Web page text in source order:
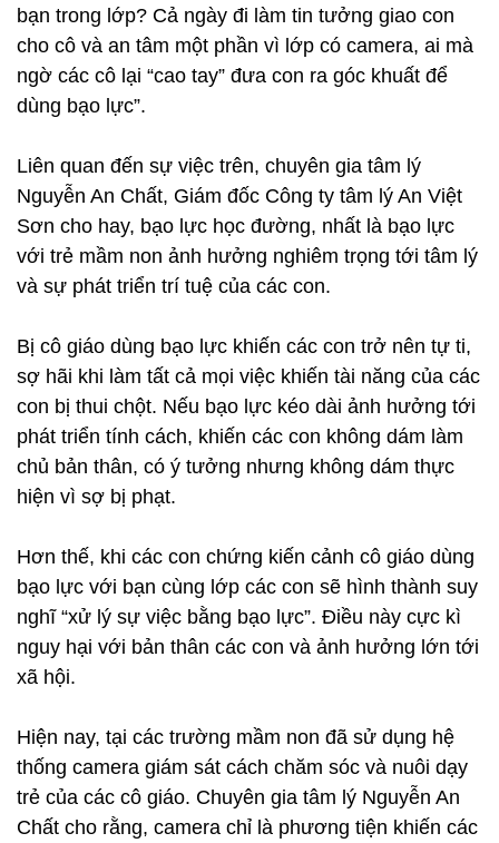
bạn trong lớp? Cả ngày đi làm tin tưởng giao con
cho cô và an tâm một phần vì lớp có camera, ai mà
ngờ các cô lại “cao tay” đưa con ra góc khuất để
dùng bạo lực”.
Liên quan đến sự việc trên, chuyên gia tâm lý
Nguyễn An Chất, Giám đốc Công ty tâm lý An Việt
Sơn cho hay, bạo lực học đường, nhất là bạo lực
với trẻ mầm non ảnh hưởng nghiêm trọng tới tâm lý
và sự phát triển trí tuệ của các con.
Bị cô giáo dùng bạo lực khiến các con trở nên tự ti,
sợ hãi khi làm tất cả mọi việc khiến tài năng của các
con bị thui chột. Nếu bạo lực kéo dài ảnh hưởng tới
phát triển tính cách, khiến các con không dám làm
chủ bản thân, có ý tưởng nhưng không dám thực
hiện vì sợ bị phạt.
Hơn thế, khi các con chứng kiến cảnh cô giáo dùng
bạo lực với bạn cùng lớp các con sẽ hình thành suy
nghĩ “xử lý sự việc bằng bạo lực”. Điều này cực kì
nguy hại với bản thân các con và ảnh hưởng lớn tới
xã hội.
Hiện nay, tại các trường mầm non đã sử dụng hệ
thống camera giám sát cách chăm sóc và nuôi dạy
trẻ của các cô giáo. Chuyên gia tâm lý Nguyễn An
Chất cho rằng, camera chỉ là phương tiện khiến các